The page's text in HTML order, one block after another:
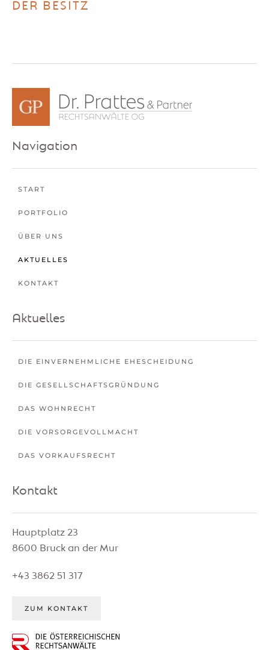
DER BESITZ
Navigation
START
PORTFOLIO
ÜBER UNS
AKTUELLES
KONTAKT
Aktuelles
DIE EINVERNEHMLICHE EHESCHEIDUNG
DIE GESELLSCHAFTSGRÜNDUNG
DAS WOHNRECHT
DIE VORSORGEVOLLMACHT
DAS VORKAUFSRECHT
Kontakt
Hauptplatz 23
8600 Bruck an der Mur
+43 3862 51 317
ZUM KONTAKT